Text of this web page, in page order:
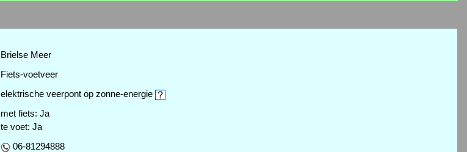
Brielse Meer
Fiets-voetveer
elektrische veerpont op zonne-energie
met fiets: Ja
te voet: Ja
06-81294888